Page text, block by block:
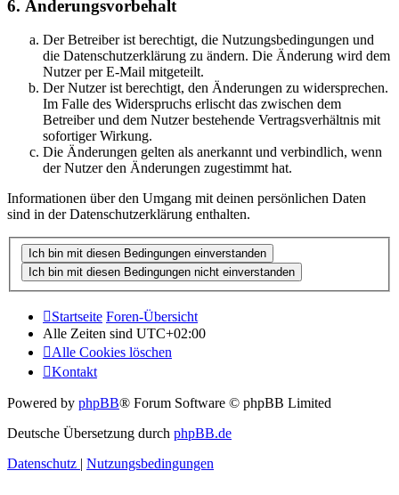
6. Änderungsvorbehalt
Der Betreiber ist berechtigt, die Nutzungsbedingungen und
die Datenschutzerklärung zu ändern. Die Änderung wird dem
Nutzer per E-Mail mitgeteilt.
Der Nutzer ist berechtigt, den Änderungen zu widersprechen.
Im Falle des Widerspruchs erlischt das zwischen dem
Betreiber und dem Nutzer bestehende Vertragsverhältnis mit
sofortiger Wirkung.
Die Änderungen gelten als anerkannt und verbindlich, wenn
der Nutzer den Änderungen zugestimmt hat.
Informationen über den Umgang mit deinen persönlichen Daten
sind in der Datenschutzerklärung enthalten.
Startseite Foren-Übersicht
Alle Zeiten sind UTC+02:00
Alle Cookies löschen
Kontakt
Powered by phpBB® Forum Software © phpBB Limited
Deutsche Übersetzung durch phpBB.de
Datenschutz | Nutzungsbedingungen